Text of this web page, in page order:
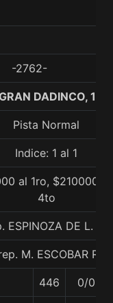
-2762-
DADINCO,
Pista Normal
Indice: 1 al 1
al 1ro, $210000
4to
ESPINOZA DE L.
M. ESCOBAR R.
446 0/0